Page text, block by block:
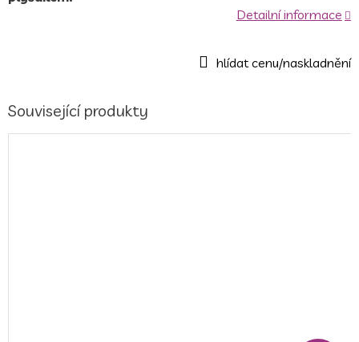
Detailní informace
Související produkty